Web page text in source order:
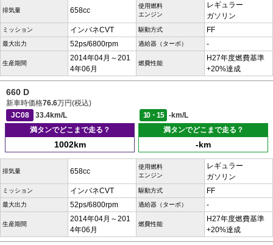
排気量 658cc
使用燃料
エンジン
レギュラー
ガソリン
ミッション インパネCVT 駆動方式 FF
最大出力 52ps/6800rpm 過給器（ターボ） -
生産期間
2014年04月～201
4年06月
燃費性能
H27年度燃費基準
+20%達成
660 D
新車時価格76.6万円(税込)
JC08
33.4km/L 10・15
-km/L
満タンでどこまで走る？
1002km
満タンでどこまで走る？
-km
排気量 658cc
使用燃料
エンジン
レギュラー
ガソリン
ミッション インパネCVT 駆動方式 FF
最大出力 52ps/6800rpm 過給器（ターボ） -
生産期間
2014年04月～201
4年06月
燃費性能
H27年度燃費基準
+20%達成